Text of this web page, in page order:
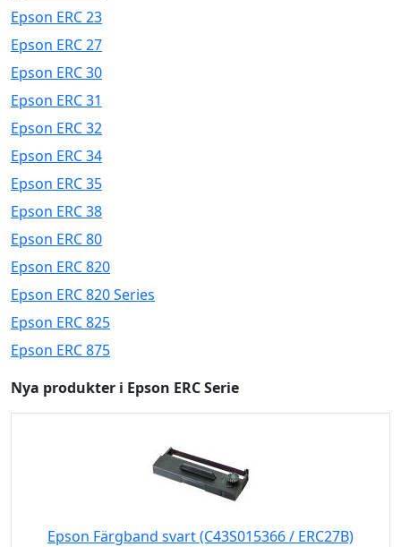
Epson ERC 23
Epson ERC 27
Epson ERC 30
Epson ERC 31
Epson ERC 32
Epson ERC 34
Epson ERC 35
Epson ERC 38
Epson ERC 80
Epson ERC 820
Epson ERC 820 Series
Epson ERC 825
Epson ERC 875
Nya produkter i Epson ERC Serie
Epson Färgband svart (C43S015366 / ERC27B)